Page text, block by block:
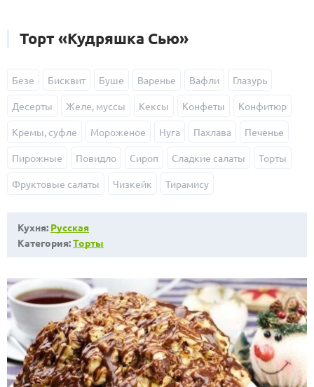
Торт «Кудряшка Сью»
Безе Бисквит Буше Варенье Вафли Глазурь
Десерты Желе, муссы Кексы Конфеты Конфитюр
Кремы, суфле Мороженое Нуга Пахлава Печенье
Пирожные Повидло Сироп Сладкие салаты Торты
Фруктовые салаты Чизкейк Тирамису
Кухня: Русская
Категория:Торты